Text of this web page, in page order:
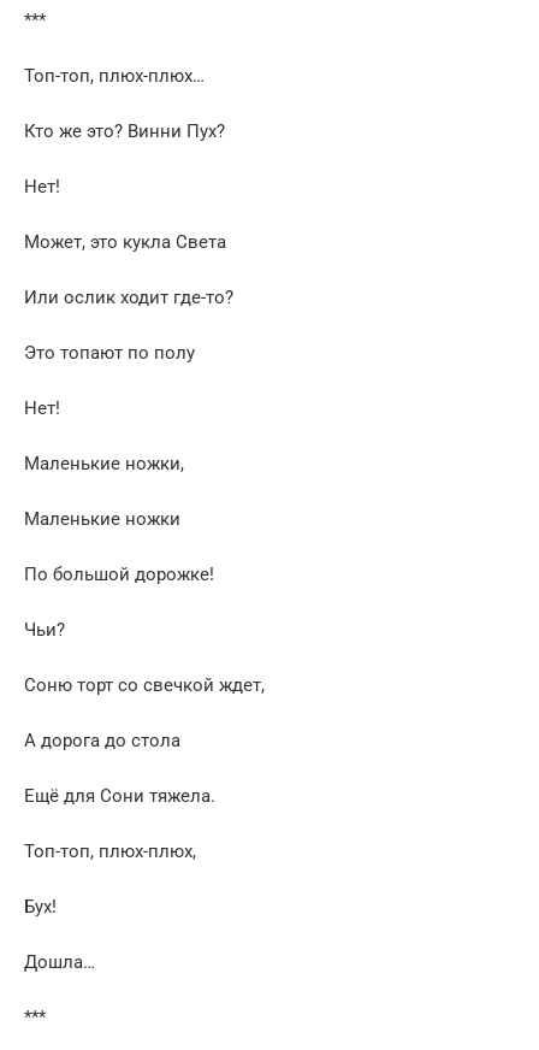
***
Топ-топ, плюх-плюх…
Кто же это? Винни Пух?
Нет!
Может, это кукла Света
Или ослик ходит где-то?
Это топают по полу
Нет!
Маленькие ножки,
Маленькие ножки
По большой дорожке!
Чьи?
Соню торт со свечкой ждет,
А дорога до стола
Ещё для Сони тяжела.
Топ-топ, плюх-плюх,
Бух!
Дошла…
***